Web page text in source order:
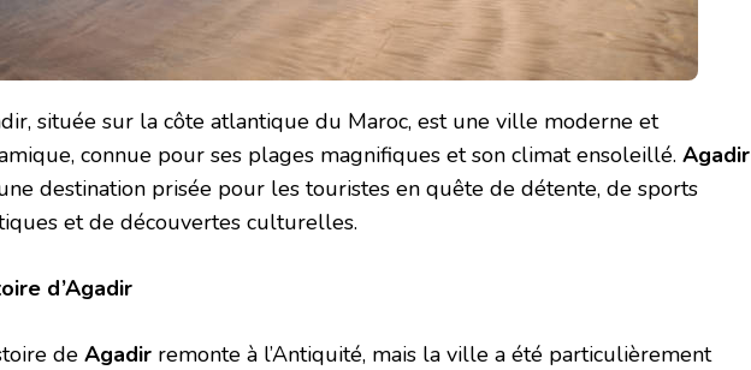
située sur la côte atlantique du Maroc, est une ville moderne et
connue pour ses plages magnifiques et son climat ensoleillé. Agadir
destination prisée pour les touristes en quête de détente, de sports
et de découvertes culturelles.
d’Agadir
de Agadir remonte à l’Antiquité, mais la ville a été particulièrement